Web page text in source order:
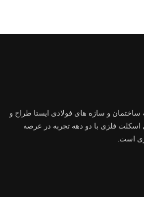
و سازه های فولادی ایستا طراح و
اسکلت فلزی با دو دهه تجربه در عرصه
است.